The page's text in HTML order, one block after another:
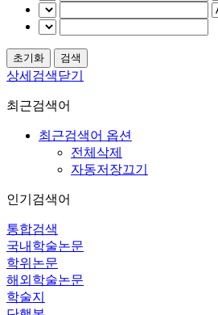
상세검색닫기
최근검색어
최근검색어 옵션
전체삭제
자동저장끄기
인기검색어
통합검색
국내학술논문
학위논문
해외학술논문
학술지